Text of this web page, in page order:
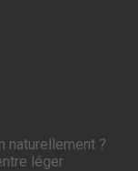
naturellement ?
léger